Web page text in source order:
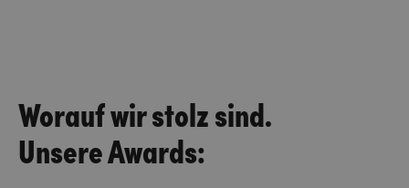
Worauf wir stolz sind.
Unsere Awards: